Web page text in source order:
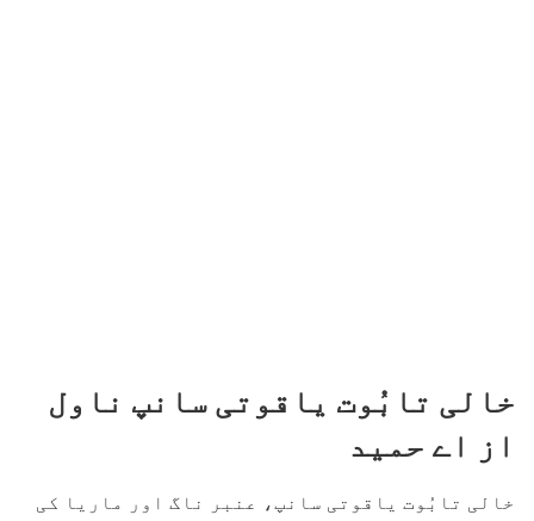
خالی تابُوت یاقوتی سانپ ناول
از اے حمید
خالی تابُوت یاقوتی سانپ، عنبر ناگ اور ماریا کی